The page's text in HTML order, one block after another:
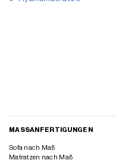
MASSANFERTIGUNGEN
Sofa nach Maß
Matratzen nach Maß